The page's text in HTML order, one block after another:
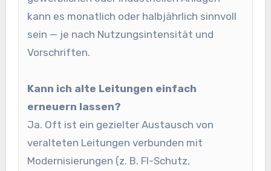
kann es monatlich oder halbjährlich sinnvoll
sein — je nach Nutzungsintensität und
Vorschriften.
Kann ich alte Leitungen einfach
erneuern lassen?
Ja. Oft ist ein gezielter Austausch von
veralteten Leitungen verbunden mit
Modernisierungen (z. B. FI-Schutz,